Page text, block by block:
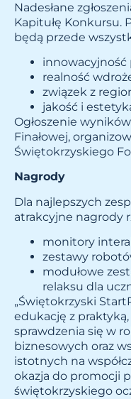
Nadesłane
Kapitułę Konkursu.
będą przede
innowacyjność
realność
związek z
jakość i
Ogłoszenie
Finałowej,
Świętokrzyskiego
Nagrody
Dla najlepszych
atrakcyjne nagrody
monitory
zestawy
modułowe
relaksu dla
„Świętokrzyski
edukację z
sprawdzenia się w
biznesowych oraz
istotnych na
okazja do promocji
świętokrzyskiego